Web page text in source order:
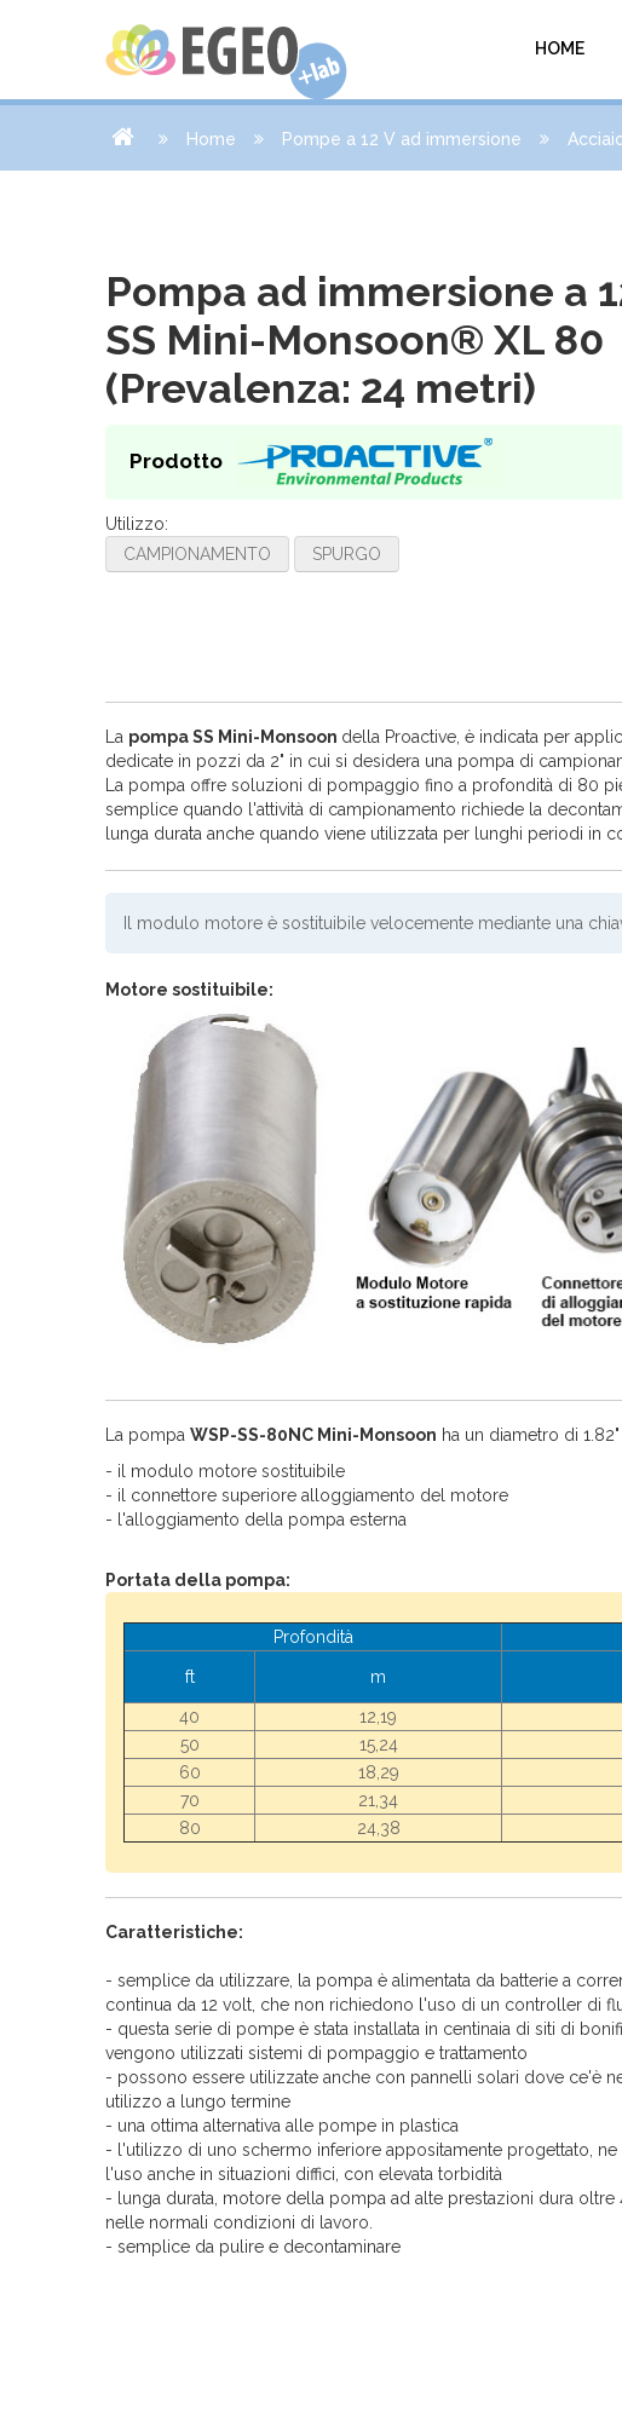
HOME
Home Pompe a 12 V ad immersione
Pompa ad immersione a
SS Mini-Monsoon® XL 80
(Prevalenza: 24 metri)
Prodotto
Utilizzo:
CAMPIONAMENTO
SPURGO
La pompa SS Mini-Monsoon della Proactive, è indicata per
dedicate in pozzi da 2" in cui si desidera una pompa di
La pompa offre soluzioni di pompaggio fino a profondità di 80
semplice quando l'attività di campionamento richiede la
lunga durata anche quando viene utilizzata per lunghi periodi in
Il modulo motore è sostituibile velocemente mediante una
Motore sostituibile:
La pompa WSP-SS-80NC Mini-Monsoon ha un diametro di
- il modulo motore sostituibile
- il connettore superiore alloggiamento del motore
- l'alloggiamento della pompa esterna
Portata della pompa:
Profondità
ft m
40
12,19
50
15,24
60
18,29
70
21,34
80
24,38
Caratteristiche:
- semplice da utilizzare, la pompa è alimentata da batterie a
continua da 12 volt, che non richiedono l'uso di un controller di
- questa serie di pompe è stata installata in centinaia di siti di
vengono utilizzati sistemi di pompaggio e trattamento
- possono essere utilizzate anche con pannelli solari dove ce'è
utilizzo a lungo termine
- una ottima alternativa alle pompe in plastica
- l'utilizzo di uno schermo inferiore appositamente progettato, ne
l'uso anche in situazioni diffici, con elevata torbidità
- lunga durata, motore della pompa ad alte prestazioni dura oltre
nelle normali condizioni di lavoro.
- semplice da pulire e decontaminare